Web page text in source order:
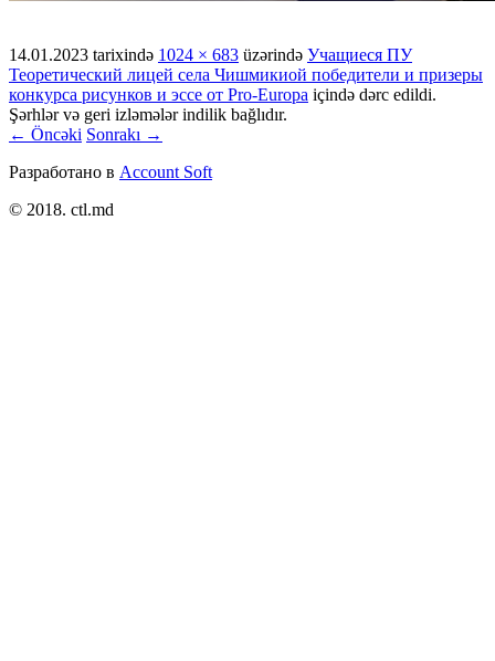
14.01.2023 tarixində 1024 × 683 üzərində Учащиеся ПУ
Теоретический лицей села Чишмикиой победители и призеры
конкурса рисунков и эссе от Pro-Europa içində dərc edildi.
Şərhlər və geri izləmələr indilik bağlıdır.
← Öncəki Sonrakı →
Разработано в Account Soft
© 2018. ctl.md